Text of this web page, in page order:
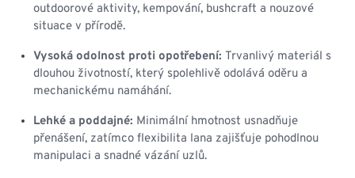
outdoorové aktivity, kempování, bushcraft a nouzové
situace v přírodě.
Vysoká odolnost proti opotřebení: Trvanlivý materiál s
dlouhou životností, který spolehlivě odolává oděru a
mechanickému namáhání.
Lehké a poddajné: Minimální hmotnost usnadňuje
přenášení, zatímco flexibilita lana zajišťuje pohodlnou
manipulaci a snadné vázání uzlů.